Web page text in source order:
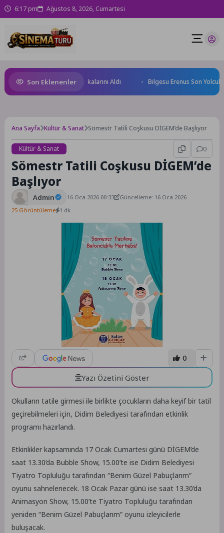
6:17 pm Ağustos 8, 2026, Cumartesi
Son Eklenenler
Yüzücüleri Sertifikalarını Aldı Bilgesu Erenus Son
Ana Sayfa Kültür & Sanat Sömestr Tatili Coşkusu DİGEM’de Başlıyor
Kültür & Sanat 0
Sömestr Tatili Coşkusu DİGEM’de
Başlıyor
Admin 16 Oca 2026 00:33
Güncelleme: 16 Oca 2026
25 Görüntüleme 1 dk.
0
Yazı Özetini Göster
Okulların tatile girmesi ile birlikte çocukların daha keyif bir tatil
geçirebilmeleri için, Didim Belediyesi tarafından etkinlik
programı hazırlandı.
Etkinlikler kapsamında 17 Ocak Cumartesi günü DİGEM’de
saat 13.30’da Bubble Show, 15.00’te ise Didim Belediyesi
Tiyatro Topluluğu tarafından “Benim Güzel Pabuçlarım”
oyunu sahnelenecek. 18 Ocak Pazar günü ise saat 13.30’da
Animasyon Show, 15.00’te Tiyatro Topluluğu tarafından
yeniden “Benim Güzel Pabuçlarım” oyunu izleyicilerle
buluşacak.